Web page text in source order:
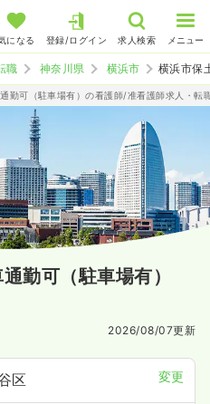
になる 登録/ログイン 求人検索 メニュー
職 神奈川県 横浜市 横浜市保
勤可（駐車場有）の看護師/准看護師求人・転
勤可（駐車場有）
2026/08/07更新
区 変更